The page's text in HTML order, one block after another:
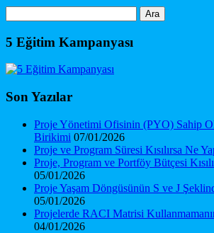
5 Eğitim Kampanyası
Son Yazılar
Proje Yönetimi Ofisinin (PYO) Sahip
Birikimi 07/01/2026
Proje ve Program Süresi Kısılırsa Ne
Proje, Program ve Portföy Bütçesi
05/01/2026
Proje Yaşam Döngüsünün S ve J
05/01/2026
Projelerde RACI Matrisi
04/01/2026